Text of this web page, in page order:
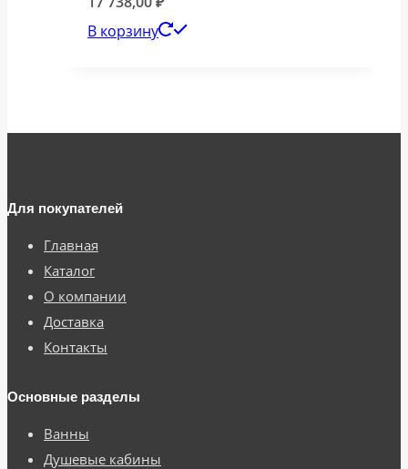
В корзину
Для покупателей
Главная
Каталог
О компании
Доставка
Контакты
Основные разделы
Ванны
Душевые кабины